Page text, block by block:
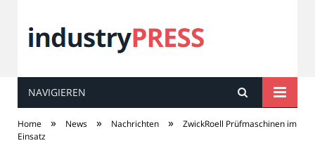
industryPRESS
NAVIGIEREN
Home » News » Nachrichten »
ZwickRoell Prüfmaschinen im
Einsatz